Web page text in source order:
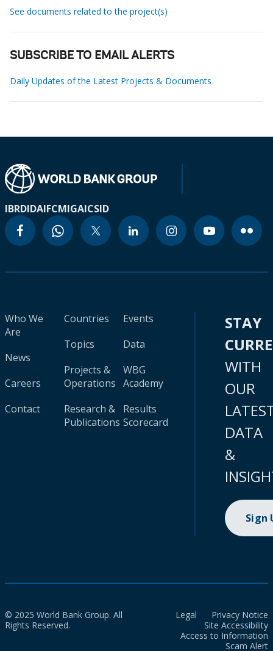
See documents related to the project(s)
SUBSCRIBE TO EMAIL ALERTS
Daily Updates of the Latest Projects & Documents
IBRDIDAIFCMIGAICSID
Who We
Are
News
Careers
Contact
Countries
Topics
Projects &
Operations
Research &
Publications
Events
Data
WBG
Academy
Results
Scorecard
STAY
WITH
OUR
DATA
&
Sign
© 2025 World Bank Group. All
Rights Reserved.
Legal
Privacy Notice
Site Accessibility
Access to Information
Scam Alert